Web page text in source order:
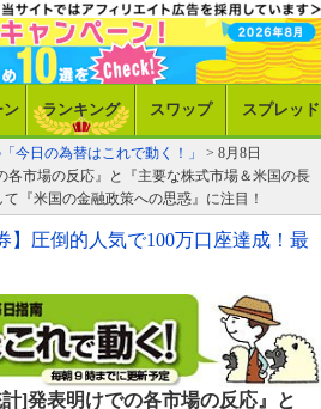
ン ランキング スワップ スプレッド
今日の為替はこれで動く！」
> 8月8日
市場の反応』と『主要な株式市場＆米国の長
『米国の金融政策への思惑』に注目！
】圧倒的人気で100万口座達成！最
]発表明けでの各市場の反応』と